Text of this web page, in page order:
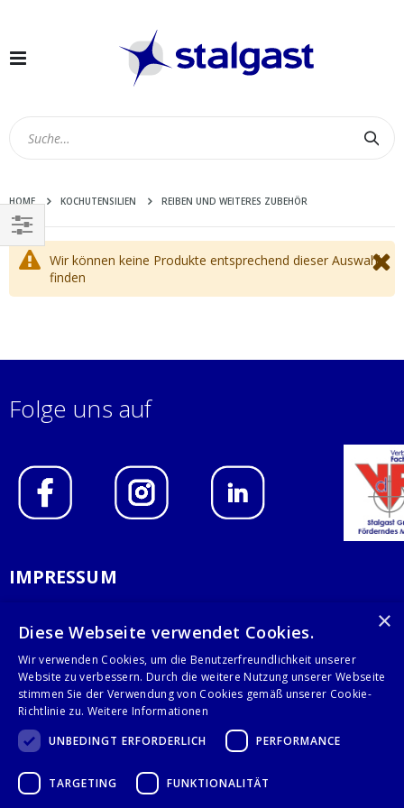
Navigation
HOME KOCHUTENSILIEN REIBEN UND WEITERES ZUBEHÖR
Wir können keine Produkte entsprechend dieser Auswahl
finden
EINKAUFEN
NACH
Folge uns auf
IMPRESSUM
AGB
KONTAKT
Stalgast GmbH
28359 Bremen
×
Diese Webseite verwendet Cookies.
Wir verwenden Cookies, um die Benutzerfreundlichkeit unserer
Website zu verbessern. Durch die weitere Nutzung unserer Webseite
stimmen Sie der Verwendung von Cookies gemäß unserer Cookie-
Richtlinie zu. Weitere Informationen
UNBEDINGT ERFORDERLICH
PERFORMANCE
TARGETING FUNKTIONALITÄT